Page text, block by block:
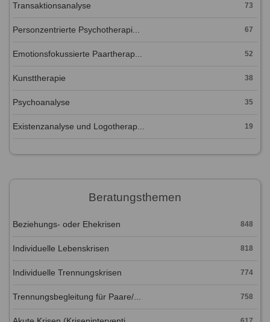
Transaktionsanalyse 73
Personzentrierte Psychotherapi... 67
Emotionsfokussierte Paartherap... 52
Kunsttherapie 38
Psychoanalyse 35
Existenzanalyse und Logotherap... 19
Beratungsthemen
Beziehungs- oder Ehekrisen 848
Individuelle Lebenskrisen 818
Individuelle Trennungskrisen 774
Trennungsbegleitung für Paare/... 758